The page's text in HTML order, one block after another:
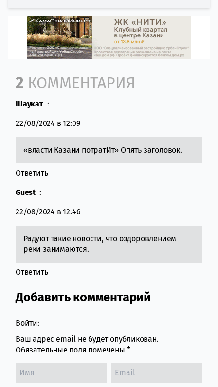
Comment section
2 КОММЕНТАРИЯ
Шаукат :
22/08/2024 в 12:09
«власти Казани потратИт» Опять заголовок.
Ответить
Guest :
22/08/2024 в 12:46
Радуют такие новости, что оздоровлением
реки занимаются.
Ответить
Добавить комментарий
Войти:
Ваш адрес email не будет опубликован.
Обязательные поля помечены *